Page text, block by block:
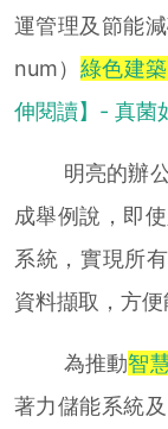
運管理及節能
num） 綠色建築
伸閱讀】- 真菌
明亮的辦公
成舉例說，即
系統，實現所
資料擷取，方便
為推動智
著力儲能系統